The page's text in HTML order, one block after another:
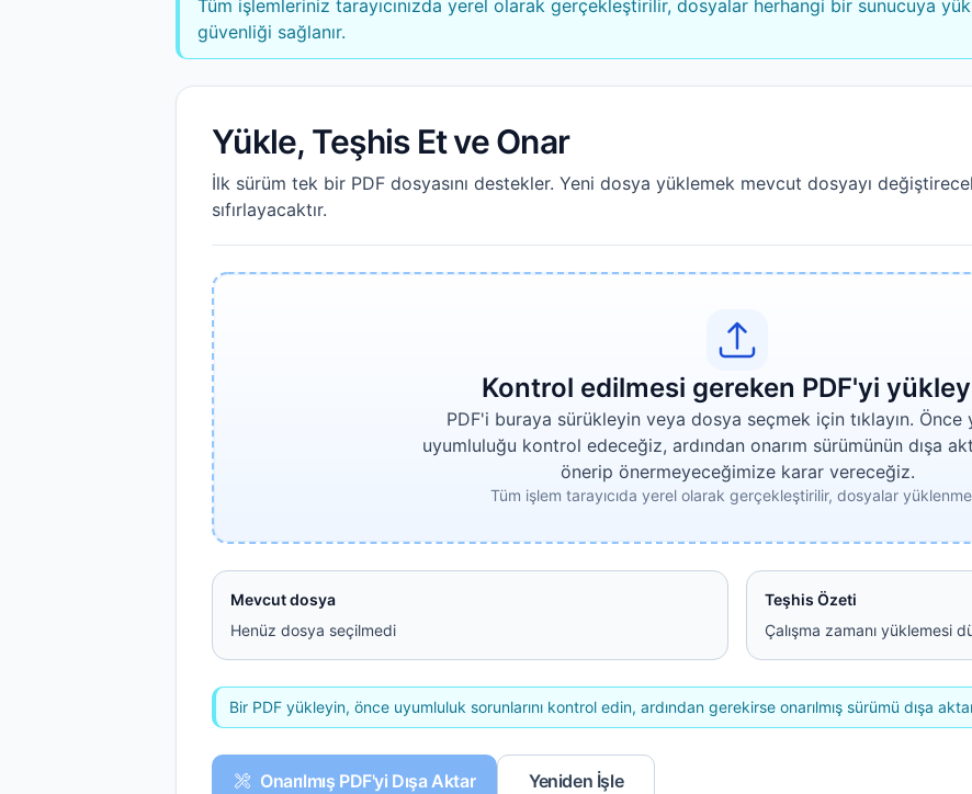
Tüm işlemleriniz tarayıcınızda yerel olarak gerçekleştirilir, dosyalar herhangi bir sunucuya
güvenliği sağlanır.
Yükle, Teşhis Et ve Onar
İlk sürüm tek bir PDF dosyasını destekler. Yeni dosya yüklemek mevcut dosyayı
sıfırlayacaktır.
Kontrol edilmesi gereken PDF'yi
PDF'i buraya sürükleyin veya dosya seçmek için tıklayın. Önce
uyumluluğu kontrol edeceğiz, ardından onarım sürümünün dışa
önerip önermeyeceğimize karar vereceğiz.
Tüm işlem tarayıcıda yerel olarak gerçekleştirilir, dosyalar
Mevcut dosya
Henüz dosya seçilmedi
Teşhis Özeti
Çalışma zamanı yüklemesi
Bir PDF yükleyin, önce uyumluluk sorunlarını kontrol edin, ardından gerekirse onarılmış sürümü dışa
Onarılmış PDF'yi Dışa Aktar Yeniden İşle